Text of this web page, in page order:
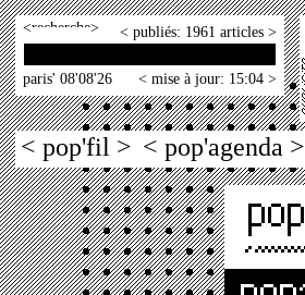
< > < publiés: 1961 articles >
paris' 08'08'26 < mise à jour: 15:04 >
< pop'fil > < pop'agenda >